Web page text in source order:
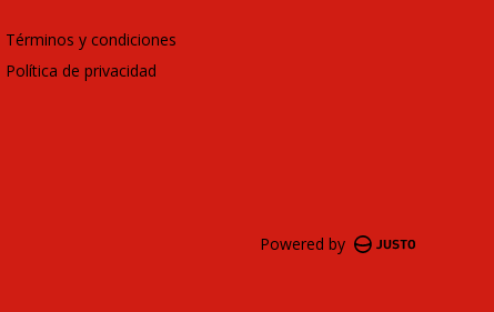
Términos y condiciones
Política de privacidad
Powered by